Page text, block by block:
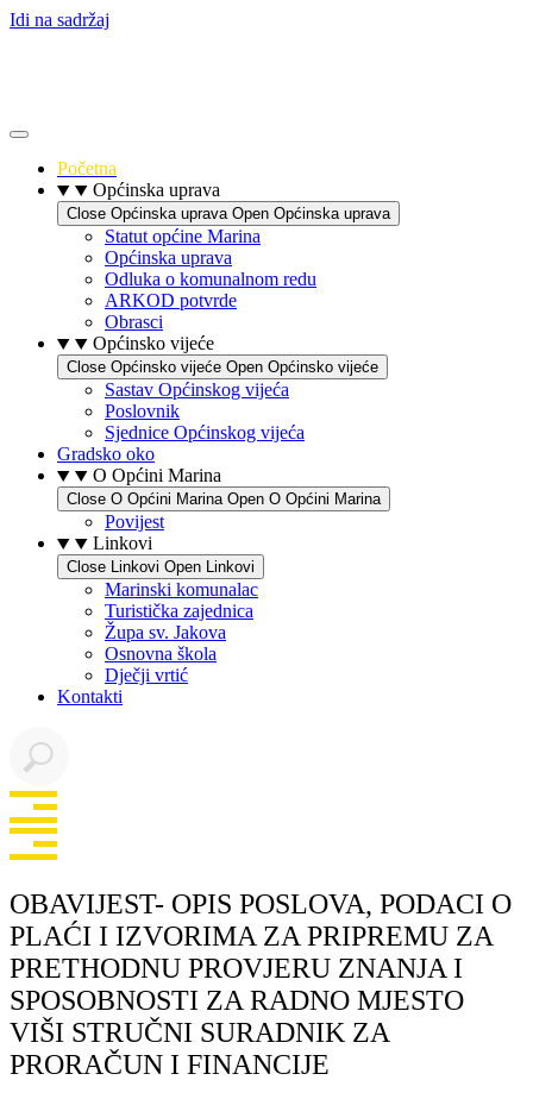
Idi na sadržaj
Početna
Općinska uprava
Close Općinska uprava Open Općinska uprava
Statut općine Marina
Općinska uprava
Odluka o komunalnom redu
ARKOD potvrde
Obrasci
Općinsko vijeće
Close Općinsko vijeće Open Općinsko vijeće
Sastav Općinskog vijeća
Poslovnik
Sjednice Općinskog vijeća
Gradsko oko
O Općini Marina
Close O Općini Marina Open O Općini Marina
Povijest
Linkovi
Close Linkovi Open Linkovi
Marinski komunalac
Turistička zajednica
Župa sv. Jakova
Osnovna škola
Dječji vrtić
Kontakti
OBAVIJEST- OPIS POSLOVA, PODACI O
PLAĆI I IZVORIMA ZA PRIPREMU ZA
PRETHODNU PROVJERU ZNANJA I
SPOSOBNOSTI ZA RADNO MJESTO
VIŠI STRUČNI SURADNIK ZA
PRORAČUN I FINANCIJE